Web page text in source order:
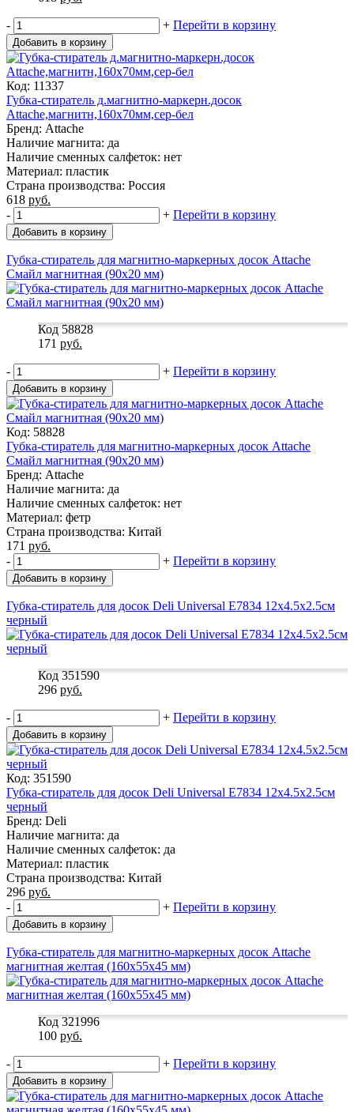
- + Перейти в корзину
Добавить в корзину
Код: 11337
Губка-стиратель д.магнитно-маркерн.досок
Attache,магнитн,160х70мм,сер-бел
Бренд: Attache
Наличие магнита: да
Наличие сменных салфеток: нет
Материал: пластик
Страна производства: Россия
618 руб.
-
+ Перейти в корзину
Добавить в корзину
Губка-стиратель для магнитно-маркерных досок Attache
Смайл магнитная (90x20 мм)
Код 58828
171 руб.
- + Перейти в корзину
Добавить в корзину
Код: 58828
Губка-стиратель для магнитно-маркерных досок Attache
Смайл магнитная (90x20 мм)
Бренд: Attache
Наличие магнита: да
Наличие сменных салфеток: нет
Материал: фетр
Страна производства: Китай
171 руб.
-
+ Перейти в корзину
Добавить в корзину
Губка-стиратель для досок Deli Universal E7834 12х4.5х2.5см
черный
Код 351590
296 руб.
- + Перейти в корзину
Добавить в корзину
Код: 351590
Губка-стиратель для досок Deli Universal E7834 12х4.5х2.5см
черный
Бренд: Deli
Наличие магнита: да
Наличие сменных салфеток: да
Материал: пластик
Страна производства: Китай
296 руб.
-
+ Перейти в корзину
Добавить в корзину
Губка-стиратель для магнитно-маркерных досок Attache
магнитная желтая (160x55x45 мм)
Код 321996
100 руб.
- + Перейти в корзину
Добавить в корзину